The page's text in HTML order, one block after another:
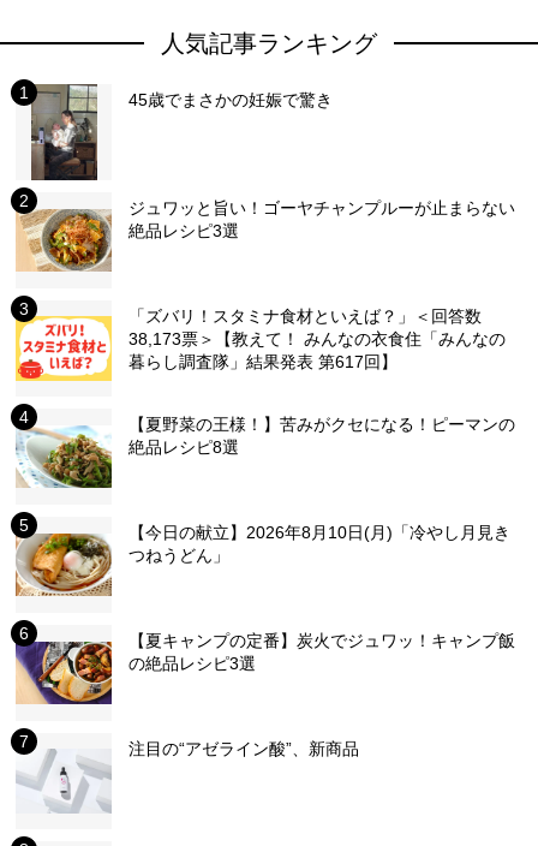
人気記事ランキング
45歳でまさかの妊娠で驚き
ジュワッと旨い！ゴーヤチャンプルーが止まらない
絶品レシピ3選
「ズバリ！スタミナ食材といえば？」＜回答数
38,173票＞【教えて！ みんなの衣食住「みんなの
暮らし調査隊」結果発表 第617回】
【夏野菜の王様！】苦みがクセになる！ピーマンの
絶品レシピ8選
【今日の献立】2026年8月10日(月)「冷やし月見き
つねうどん」
【夏キャンプの定番】炭火でジュワッ！キャンプ飯
の絶品レシピ3選
注目の“アゼライン酸”、新商品